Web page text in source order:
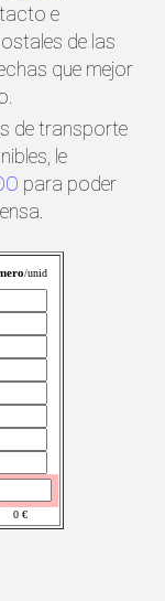
e
de las
que mejor
de transporte
le
para poder
/unid
0€